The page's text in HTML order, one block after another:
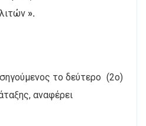
».
το δεύτερο (2ο)
αναφέρει